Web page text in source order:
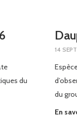
du
14
du
En